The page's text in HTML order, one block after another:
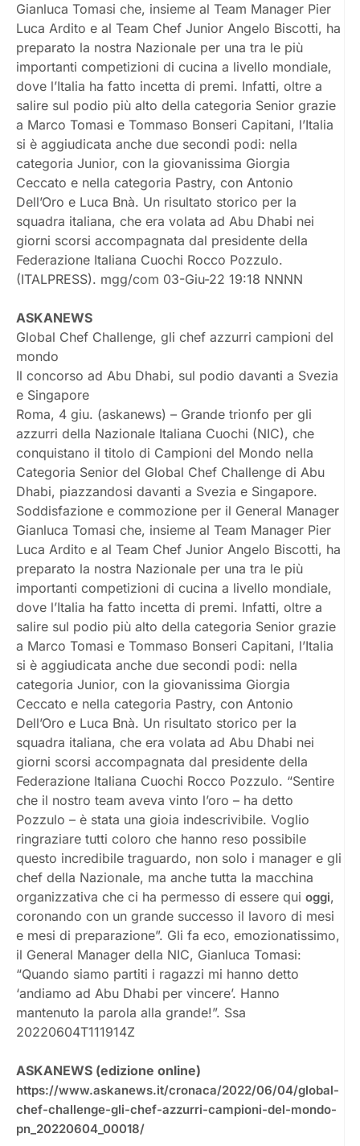
Gianluca Tomasi che, insieme al Team Manager Pier
Luca Ardito e al Team Chef Junior Angelo Biscotti, ha
preparato la nostra Nazionale per una tra le più
importanti competizioni di cucina a livello mondiale,
dove l’Italia ha fatto incetta di premi. Infatti, oltre a
salire sul podio più alto della categoria Senior grazie
a Marco Tomasi e Tommaso Bonseri Capitani, l’Italia
si è aggiudicata anche due secondi podi: nella
categoria Junior, con la giovanissima Giorgia
Ceccato e nella categoria Pastry, con Antonio
Dell’Oro e Luca Bnà. Un risultato storico per la
squadra italiana, che era volata ad Abu Dhabi nei
giorni scorsi accompagnata dal presidente della
Federazione Italiana Cuochi Rocco Pozzulo.
(ITALPRESS). mgg/com 03-Giu-22 19:18 NNNN
ASKANEWS
Global Chef Challenge, gli chef azzurri campioni del
mondo
Il concorso ad Abu Dhabi, sul podio davanti a Svezia
e Singapore
Roma, 4 giu. (askanews) – Grande trionfo per gli
azzurri della Nazionale Italiana Cuochi (NIC), che
conquistano il titolo di Campioni del Mondo nella
Categoria Senior del Global Chef Challenge di Abu
Dhabi, piazzandosi davanti a Svezia e Singapore.
Soddisfazione e commozione per il General Manager
Gianluca Tomasi che, insieme al Team Manager Pier
Luca Ardito e al Team Chef Junior Angelo Biscotti, ha
preparato la nostra Nazionale per una tra le più
importanti competizioni di cucina a livello mondiale,
dove l’Italia ha fatto incetta di premi. Infatti, oltre a
salire sul podio più alto della categoria Senior grazie
a Marco Tomasi e Tommaso Bonseri Capitani, l’Italia
si è aggiudicata anche due secondi podi: nella
categoria Junior, con la giovanissima Giorgia
Ceccato e nella categoria Pastry, con Antonio
Dell’Oro e Luca Bnà. Un risultato storico per la
squadra italiana, che era volata ad Abu Dhabi nei
giorni scorsi accompagnata dal presidente della
Federazione Italiana Cuochi Rocco Pozzulo. “Sentire
che il nostro team aveva vinto l’oro – ha detto
Pozzulo – è stata una gioia indescrivibile. Voglio
ringraziare tutti coloro che hanno reso possibile
questo incredibile traguardo, non solo i manager e gli
chef della Nazionale, ma anche tutta la macchina
organizzativa che ci ha permesso di essere qui oggi,
coronando con un grande successo il lavoro di mesi
e mesi di preparazione”. Gli fa eco, emozionatissimo,
il General Manager della NIC, Gianluca Tomasi:
“Quando siamo partiti i ragazzi mi hanno detto
‘andiamo ad Abu Dhabi per vincere’. Hanno
mantenuto la parola alla grande!”. Ssa
20220604T111914Z
ASKANEWS (edizione online)
https://www.askanews.it/cronaca/2022/06/04/global-
chef-challenge-gli-chef-azzurri-campioni-del-mondo-
pn_20220604_00018/